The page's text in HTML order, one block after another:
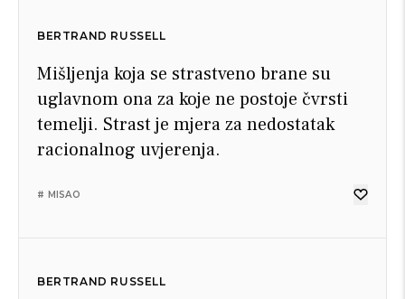
BERTRAND RUSSELL
Mišljenja koja se strastveno brane su
uglavnom ona za koje ne postoje čvrsti
temelji. Strast je mjera za nedostatak
racionalnog uvjerenja.
# MISAO
BERTRAND RUSSELL